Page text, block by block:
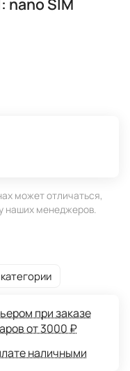
nano SIM
может отличаться,
наших менеджеров.
при заказе
от 3000 ₽
наличными